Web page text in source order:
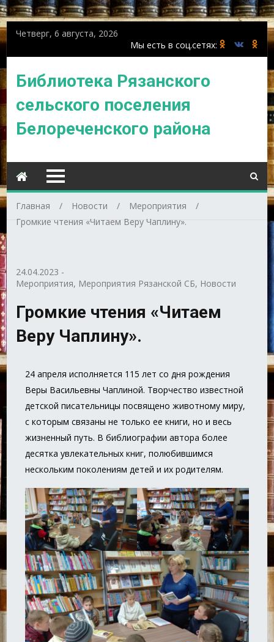
Четверг, 6 августа, 2026
Библиотека Рязанского
сельского поселения
Белореченского района
Главная Новости
Мероприятия
Громкие чтения «Читаем Веру Чаплину».
24.04.2023 -
Мероприятия, Мероприятия Рязанской СБ, Новости
Громкие чтения «Читаем
Веру Чаплину».
24 апреля исполняется 115 лет со дня рождения
Веры Васильевны Чаплиной. Творчество известной
детской писательницы посвящено животному миру,
с которым связаны не только ее книги, но и весь
жизненный путь. В библиографии автора более
десятка увлекательных книг, полюбившимся
нескольким поколениям детей и их родителям.